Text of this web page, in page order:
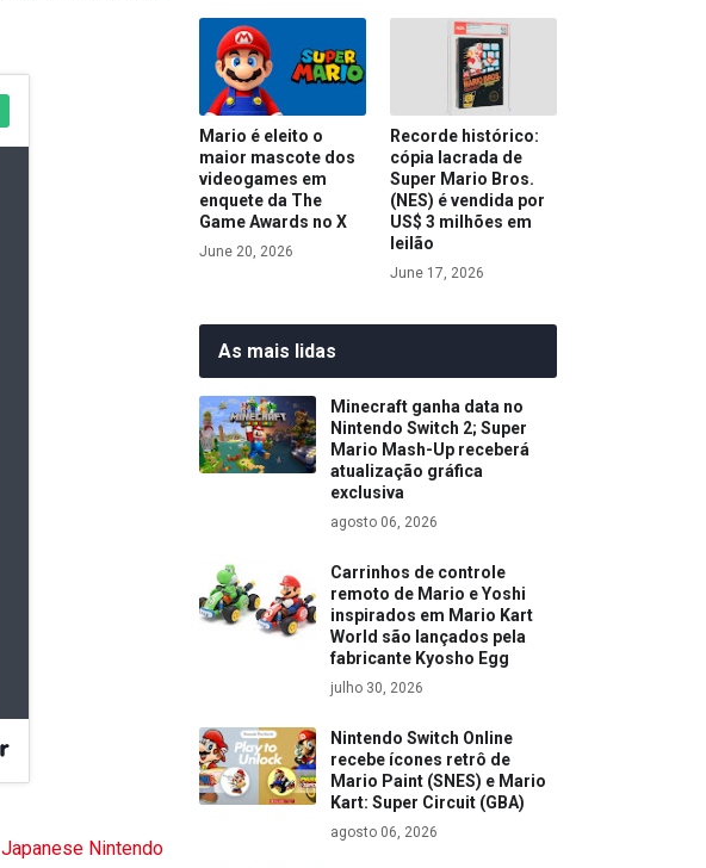
Japanese Nintendo
Mario é eleito o
maior mascote dos
videogames em
enquete da The
Game Awards no X
June 20, 2026
Recorde histórico:
cópia lacrada de
Super Mario Bros.
(NES) é vendida por
US$ 3 milhões em
leilão
June 17, 2026
As mais lidas
Minecraft ganha data no
Nintendo Switch 2; Super
Mario Mash-Up receberá
atualização gráfica
exclusiva
agosto 06, 2026
Carrinhos de controle
remoto de Mario e Yoshi
inspirados em Mario Kart
World são lançados pela
fabricante Kyosho Egg
julho 30, 2026
Nintendo Switch Online
recebe ícones retrô de
Mario Paint (SNES) e Mario
Kart: Super Circuit (GBA)
agosto 06, 2026